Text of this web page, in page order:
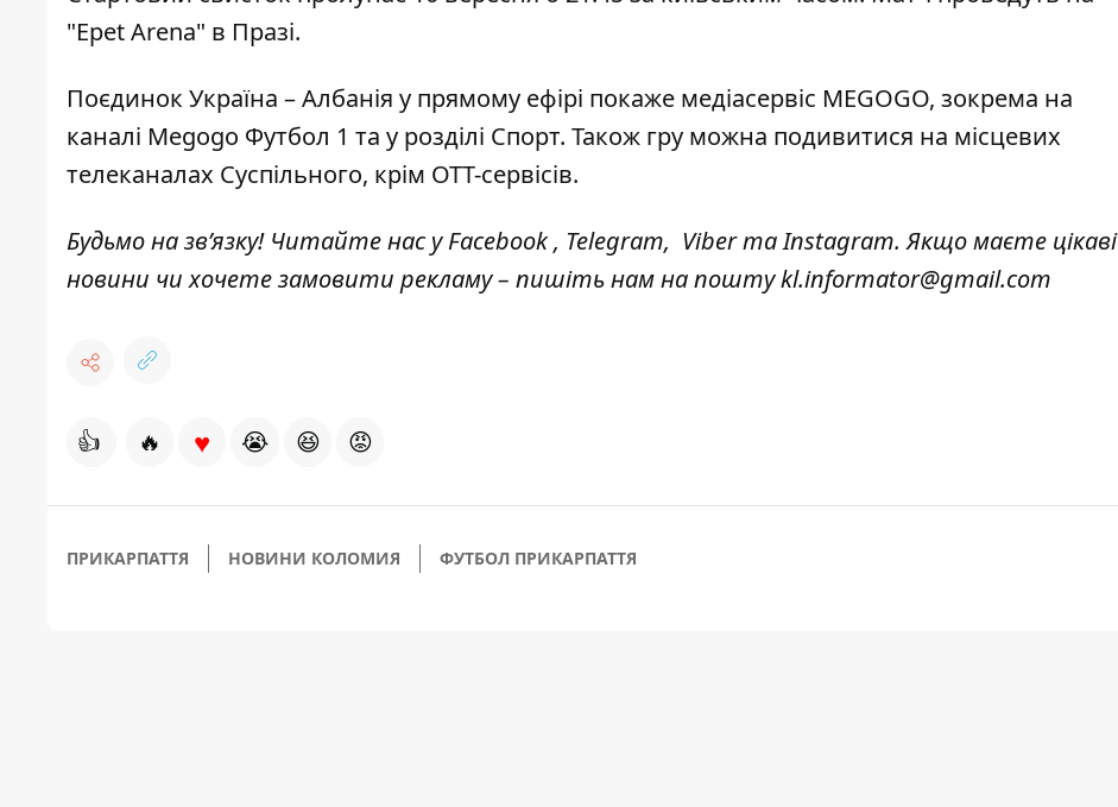
"Еpet Arena" в Празі.
Поєдинок Україна – Албанія у прямому ефірі покаже медіасервіс MEGOGO, зокрема на
каналі Megogo Футбол 1 та у розділі Спорт. Також гру можна подивитися на місцевих
телеканалах Суспільного, крім OTT-сервісів.
Будьмо на зв’язку! Читайте нас уFacebook, Telegram, ViberтаInstagram. Якщо маєте цікаві
новини чи хочете замовити рекламу – пишіть нам на поштуkl.informator@gmail.com
👍 🔥 ♥ 😭 😆 😡
ПРИКАРПАТТЯ НОВИНИ КОЛОМИЯ ФУТБОЛ ПРИКАРПАТТЯ